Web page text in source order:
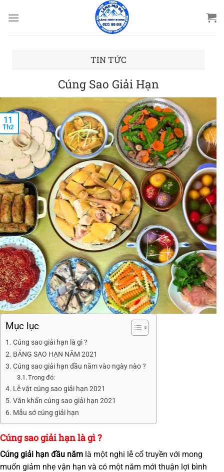
qua
TIN TỨC
Cúng Sao Giải Hạn
11
Th2
Mục lục
Cúng sao giải hạn là gì ?
BẢNG SAO HẠN NĂM 2021
Cúng sao giải hạn đầu năm vào ngày nào ?
Trong đó:
Lễ vật cúng sao giải hạn 2021
Văn khấn cúng sao giải hạn 2021
Mẫu sớ cúng giải hạn
Cúng sao giải hạn là gì ?
Cúng giải hạn đầu năm là một nghi lễ cổ truyền với mong
muốn giảm nhẹ vận hạn và có một năm mới thuận lợi bình